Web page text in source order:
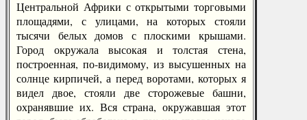
Центральной Африки с открытыми торговыми
площадями, с улицами, на которых стояли
тысячи белых домов с плоскими крышами.
Город окружала высокая и толстая стена,
построенная, по-видимому, из высушенных на
солнце кирпичей, а перед воротами, которых я
видел двое, стояли две сторожевые башни,
охранявшие их. Вся страна, окружавшая этот